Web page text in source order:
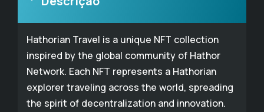
Hathorian Travel is a unique NFT collection
inspired by the global community of Hathor
Network. Each NFT represents a Hathorian
explorer traveling across the world, spreading
the spirit of decentralization and innovation.